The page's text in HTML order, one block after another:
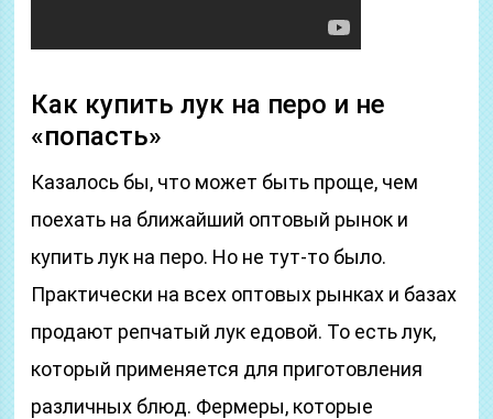
Как купить лук на перо и не
«попасть»
Казалось бы, что может быть проще, чем
поехать на ближайший оптовый рынок и
купить лук на перо. Но не тут-то было.
Практически на всех оптовых рынках и базах
продают репчатый лук едовой. То есть лук,
который применяется для приготовления
различных блюд. Фермеры, которые